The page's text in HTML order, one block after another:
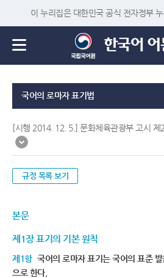
이 누리집은 대한민국 공식 전자정부
국어의 로마자 표기법
[시행 2014. 12. 5.] 문화체육관광부 고시
규정 목록 보기
본문
제1장 표기의 기본 원칙
제1항 국어의 로마자 표기는 국어의 표준
으로 한다.